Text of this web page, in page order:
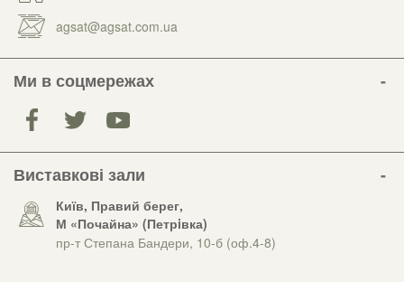
agsat@agsat.com.ua
Ми в соцмережах
Виставкові зали
Київ, Правий берег,
М «Почайна» (Петрiвка)
пр-т Степана Бандери, 10-б (оф.4-8)